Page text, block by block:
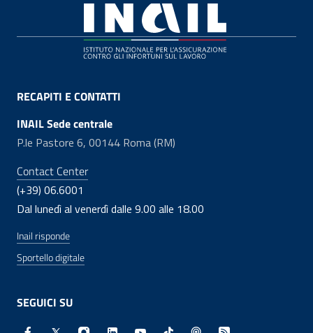
RECAPITI E CONTATTI
INAIL Sede centrale
P.le Pastore 6, 00144 Roma (RM)
Contact Center
(+39) 06.6001
Dal lunedì al venerdì dalle 9.00 alle 18.00
Inail risponde
Sportello digitale
SEGUICI SU